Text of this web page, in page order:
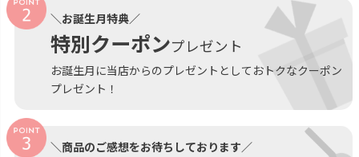
＼お誕生月特典／
特別クーポンプレゼント
お誕生月に当店からのプレゼントとしておトクなクーポン
プレゼント！
＼商品のご感想をお待ちしております／